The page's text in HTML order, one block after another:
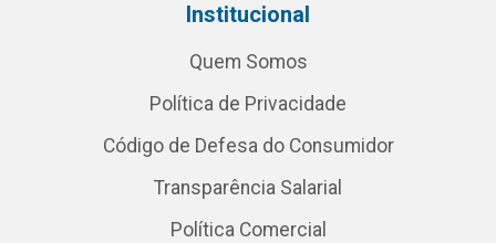
Institucional
Quem Somos
Política de Privacidade
Código de Defesa do Consumidor
Transparência Salarial
Política Comercial